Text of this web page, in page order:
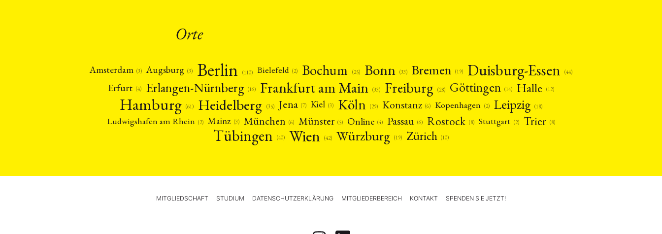
Orte
Amsterdam (3) Augsburg (3) Berlin (110) Bielefeld (2) Bochum (25) Bonn (33) Bremen (19) Duisburg-Essen (44)
Erfurt (4) Erlangen-Nürnberg (16) Frankfurt am Main (33) Freiburg (28) Göttingen (14) Halle (12)
Hamburg (61) Heidelberg (35) Jena (7) Kiel (3) Köln (29) Konstanz (6) Kopenhagen (2) Leipzig (18)
Ludwigshafen am Rhein (2) Mainz (3) München (6) Münster (5) Online (4) Passau (6) Rostock (8) Stuttgart (2) Trier (8)
Tübingen (40) Wien (42) Würzburg (19) Zürich (10)
MITGLIEDSCHAFT STUDIUM DATENSCHUTZERKLÄRUNG MITGLIEDERBEREICH KONTAKT SPENDEN SIE JETZT!